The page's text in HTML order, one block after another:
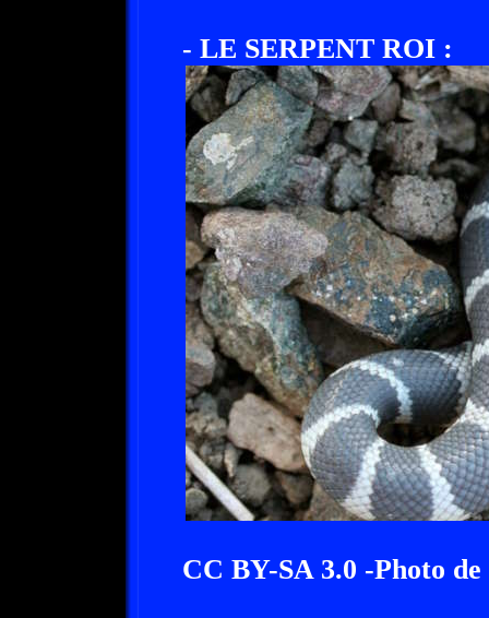
- LE SERPENT ROI :
CC BY-SA 3.0 -Photo de